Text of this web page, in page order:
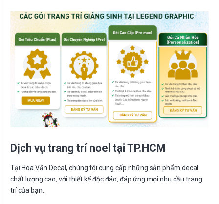
Dịch vụ trang trí noel tại TP.HCM
Tại Hoa Văn Decal , chúng tôi cung cấp những sản phẩm decal
chất lượng cao, với thiết kế độc đáo, đáp ứng mọi nhu cầu trang
trí của bạn.